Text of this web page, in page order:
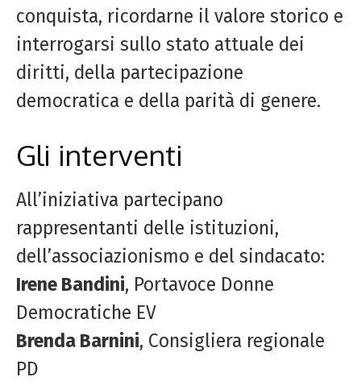
conquista, ricordarne il valore storico e
interrogarsi sullo stato attuale dei
diritti, della partecipazione
democratica e della parità di genere.
Gli interventi
All’iniziativa partecipano
rappresentanti delle istituzioni,
dell’associazionismo e del sindacato:
Irene Bandini, Portavoce Donne
Democratiche EV
Brenda Barnini, Consigliera regionale
PD